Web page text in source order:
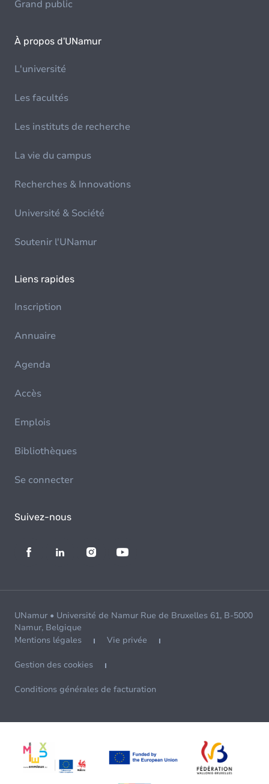
Grand public
À propos d'UNamur
L'université
Les facultés
Les instituts de recherche
La vie du campus
Recherches & Innovations
Université & Société
Soutenir l'UNamur
Liens rapides
Inscription
Annuaire
Agenda
Accès
Emplois
Bibliothèques
Se connecter
Suivez-nous
UNamur • Université de Namur Rue de Bruxelles 61, B-5000
Namur, Belgique
Mentions légales
Vie privée
Gestion des cookies
Conditions générales de facturation